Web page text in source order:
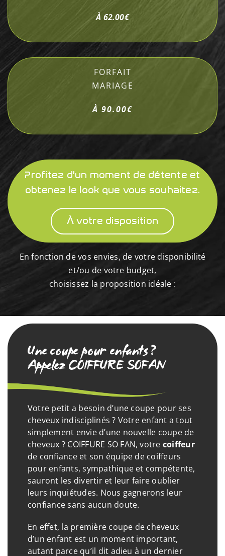
En fonction de vos envies, de votre disponibilité
et/ou de votre budget,
choisissez la proposition idéale :
À 62.00€
FORFAIT
MARIAGE
À 90.00€
Profitez d’un moment de détente et
obtenez le look que vous souhaitez.
À votre disposition
Une coupe pour enfants ?
Appelez COIFFURE SOFAN
Votre petit a besoin d’une coupe pour ses
cheveux indisciplinés ? Votre enfant a tout
simplement envie d’une nouvelle coupe de
cheveux ? COIFFURE SO FAN, votre coiffeur
de confiance et son équipe de coiffeurs
pour enfants, sympathique et compétente,
sauront les divertir et leur faire oublier
leurs inquiétudes. Nous gagnerons leur
confiance sans aucun doute.
En effet, la première coupe de cheveux
d’un enfant est un moment important,
autant parce qu’il dit adieu à un dernier